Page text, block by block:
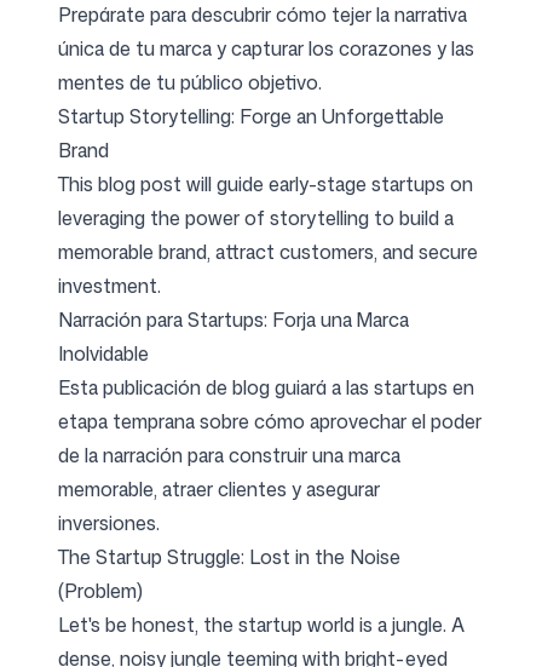
Prepárate para descubrir cómo tejer la narrativa
única de tu marca y capturar los corazones y las
mentes de tu público objetivo.
Startup Storytelling: Forge an Unforgettable
Brand
This blog post will guide early-stage startups on
leveraging the power of storytelling to build a
memorable brand, attract customers, and secure
investment.
Narración para Startups: Forja una Marca
Inolvidable
Esta publicación de blog guiará a las startups en
etapa temprana sobre cómo aprovechar el poder
de la narración para construir una marca
memorable, atraer clientes y asegurar
inversiones.
The Startup Struggle: Lost in the Noise
(Problem)
Let's be honest, the startup world is a jungle. A
dense, noisy jungle teeming with bright-eyed